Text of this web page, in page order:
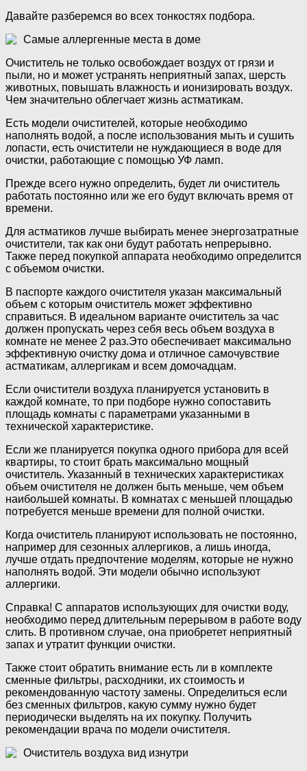
Давайте разберемся во всех тонкостях подбора.
Самые аллергенные места в доме
Очиститель не только освобождает воздух от грязи и
пыли, но и может устранять неприятный запах, шерсть
животных, повышать влажность и ионизировать воздух.
Чем значительно облегчает жизнь астматикам.
Есть модели очистителей, которые необходимо
наполнять водой, а после использования мыть и сушить
лопасти, есть очистители не нуждающиеся в воде для
очистки, работающие с помощью УФ ламп.
Прежде всего нужно определить, будет ли очиститель
работать постоянно или же его будут включать время от
времени.
Для астматиков лучше выбирать менее энергозатратные
очистители, так как они будут работать непрерывно.
Также перед покупкой аппарата необходимо определится
с объемом очистки.
В паспорте каждого очистителя указан максимальный
объем с которым очиститель может эффективно
справиться. В идеальном варианте очиститель за час
должен пропускать через себя весь объем воздуха в
комнате не менее 2 раз.Это обеспечивает максимально
эффективную очистку дома и отличное самочувствие
астматикам, аллергикам и всем домочадцам.
Если очистители воздуха планируется установить в
каждой комнате, то при подборе нужно сопоставить
площадь комнаты с параметрами указанными в
технической характеристике.
Если же планируется покупка одного прибора для всей
квартиры, то стоит брать максимально мощный
очиститель. Указанный в технических характеристиках
объем очистителя не должен быть меньше, чем объем
наибольшей комнаты. В комнатах с меньшей площадью
потребуется меньше времени для полной очистки.
Когда очиститель планируют использовать не постоянно,
например для сезонных аллергиков, а лишь иногда,
лучше отдать предпочтение моделям, которые не нужно
наполнять водой. Эти модели обычно используют
аллергики.
Справка! С аппаратов использующих для очистки воду,
необходимо перед длительным перерывом в работе воду
слить. В противном случае, она приобретет неприятный
запах и утратит функции очистки.
Также стоит обратить внимание есть ли в комплекте
сменные фильтры, расходники, их стоимость и
рекомендованную частоту замены. Определиться если
без сменных фильтров, какую сумму нужно будет
периодически выделять на их покупку. Получить
рекомендации врача по модели очистителя.
Очиститель воздуха вид изнутри